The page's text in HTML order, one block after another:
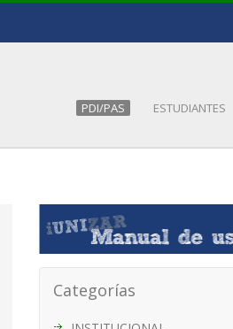
PDI/PAS ESTUDIANTES
Categorías